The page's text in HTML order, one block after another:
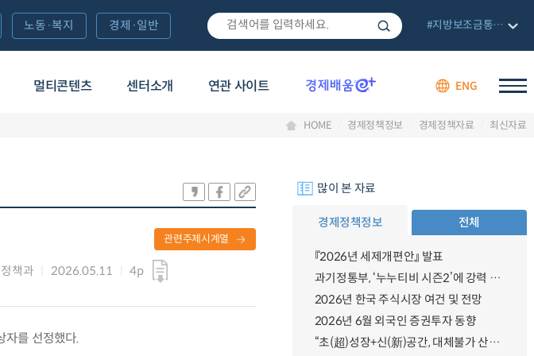
멀티콘텐츠 센터소개 연관 사이트 ENG
노동·복지 경제·일반 #지방보조금통합관리망
HOME 경제정책정보 경제정책자료 최신자료
책과 2026.05.11 4p
관련주제시계열
자를 선정했다.
많이 본 자료
경제정책정보 전체
『2026년 세제개편안』 발표
과기정통부, ‘누누티비 시즌2’에 강력 대응 의지 밝혀
2026년 한국 주식시장 여건 및 전망
2026년 6월 외국인 증권투자 동향
“초(超)성장+신(新)공간, 대체불가 산업강국”